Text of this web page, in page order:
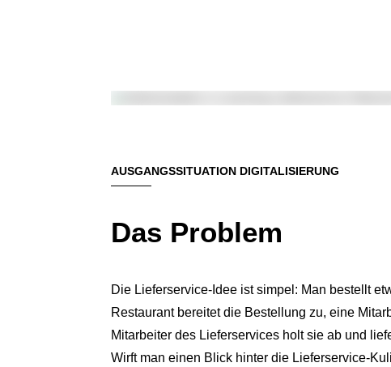
AUSGANGSSITUATION DIGITALISIERUNG
Das Problem
Die Lieferservice-Idee ist simpel: Man bestellt
Restaurant bereitet die Bestellung zu, eine
Mitarbeiter des Lieferservices holt sie ab und
Wirft man einen Blick hinter die Lieferservice-